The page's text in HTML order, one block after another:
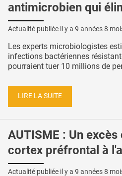
antimicrobien qui
Actualité publiée il y a 9 années 8
Les experts microbiologistes
infections bactériennes
pourraient tuer 10 millions de
LIRE LA SUITE
AUTISME : Un
cortex préfrontal à
Actualité publiée il y a 9 années 8